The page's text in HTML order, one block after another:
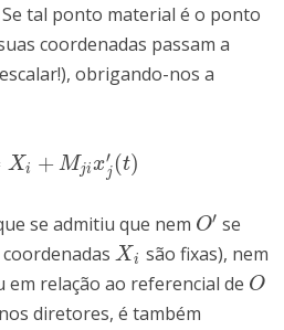
tal ponto material é o ponto
coordenadas passam a
obrigando-nos a
Xi + Mjix′
j (t)
Mjix ′(t )
se admitiu que nem O′
O′ se
coordenadasXi
Xi
são fixas), nem
em relação ao referencial de O
O
diretores, é também